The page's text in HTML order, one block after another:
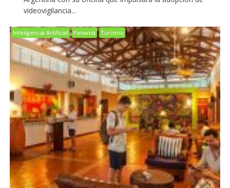
videovigilancia...
Inteligencia Artificial Panamá Turismo